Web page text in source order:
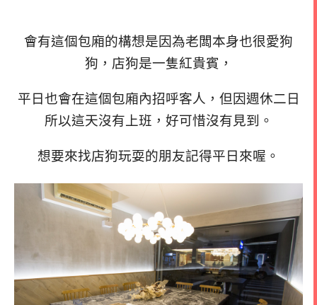
會有這個包廂的構想是因為老闆本身也很愛狗
狗，店狗是一隻紅貴賓，
平日也會在這個包廂內招呼客人，但因週休二日
所以這天沒有上班，好可惜沒有見到。
想要來找店狗玩耍的朋友記得平日來喔。